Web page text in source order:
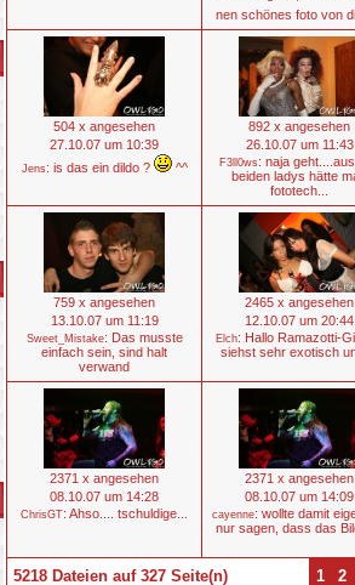
nen schönes foto von
504 x angesehen
27.10.07 um 10:39
Jens: is das ein dildo ? ^^
892 x angesehen
26.10.07 um 11:43
F3ll0ws: naja
beiden ladys hätte
fototech...
759 x angesehen
13.10.07 um 11:19
Sweet_Mistake: Das musste
einfach sein, sind halt
verwand
2465 x angesehen
12.10.07 um 20:44
Elch: Hallo Ramazotti-
siehst sehr exotisch
2371 x angesehen
08.10.07 um 14:28
ChrisGT: Ahso.... tschuldige...
2371 x angesehen
08.10.07 um 14:09
cayenne: wollte damit
nur sagen, dass das
5218 Dateien auf 327 Seite(n) 1 2